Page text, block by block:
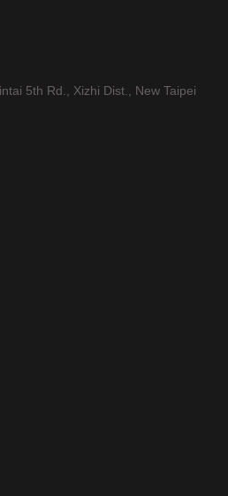
5th Rd., Xizhi Dist., New Taipei